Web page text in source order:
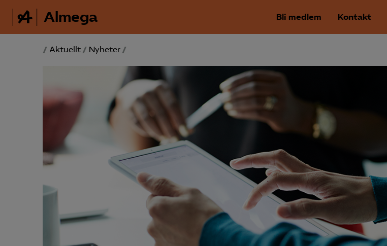
Almega Bli medlem Kontakt
/ Aktuellt / Nyheter /